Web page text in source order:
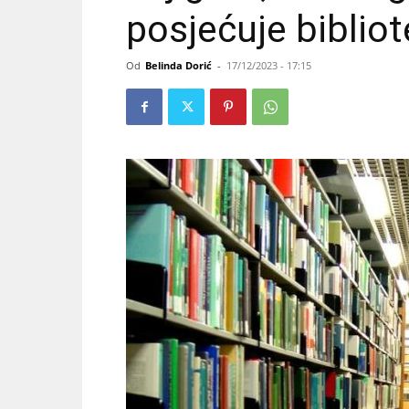
posjećuje
Od Belinda Dorić - 17/12/2023 - 17:15